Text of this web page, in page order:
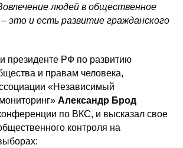
людей в общественное
это и есть развитие гражданского
президенте РФ по развитию
и правам человека,
«Независимый
Александр Брод
по ВКС, и высказал свое
контроля на